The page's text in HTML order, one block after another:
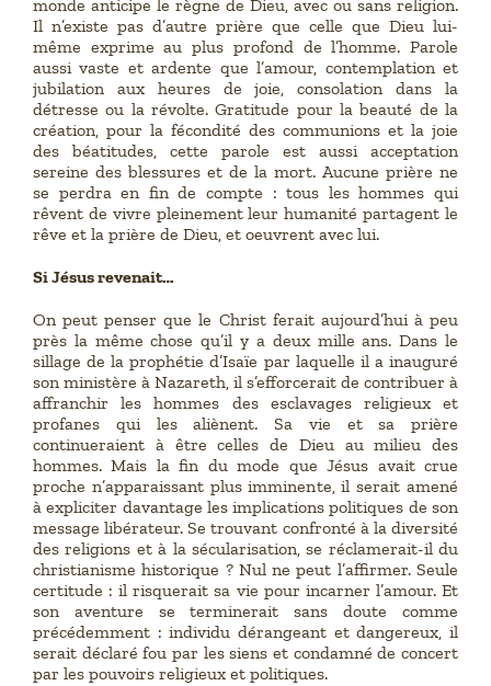
monde anticipe le règne de Dieu, avec ou sans religion.
Il n’existe pas d’autre prière que celle que Dieu lui-
même exprime au plus profond de l’homme. Parole
aussi vaste et ardente que l’amour, contemplation et
jubilation aux heures de joie, consolation dans la
détresse ou la révolte. Gratitude pour la beauté de la
création, pour la fécondité des communions et la joie
des béatitudes, cette parole est aussi acceptation
sereine des blessures et de la mort. Aucune prière ne
se perdra en fin de compte : tous les hommes qui
rêvent de vivre pleinement leur humanité partagent le
rêve et la prière de Dieu, et oeuvrent avec lui.
Si Jésus revenait…
On peut penser que le Christ ferait aujourd’hui à peu
près la même chose qu’il y a deux mille ans. Dans le
sillage de la prophétie d’Isaïe par laquelle il a inauguré
son ministère à Nazareth, il s’efforcerait de contribuer à
affranchir les hommes des esclavages religieux et
profanes qui les aliènent. Sa vie et sa prière
continueraient à être celles de Dieu au milieu des
hommes. Mais la fin du mode que Jésus avait crue
proche n’apparaissant plus imminente, il serait amené
à expliciter davantage les implications politiques de son
message libérateur. Se trouvant confronté à la diversité
des religions et à la sécularisation, se réclamerait-il du
christianisme historique ? Nul ne peut l’affirmer. Seule
certitude : il risquerait sa vie pour incarner l’amour. Et
son aventure se terminerait sans doute comme
précédemment : individu dérangeant et dangereux, il
serait déclaré fou par les siens et condamné de concert
par les pouvoirs religieux et politiques.